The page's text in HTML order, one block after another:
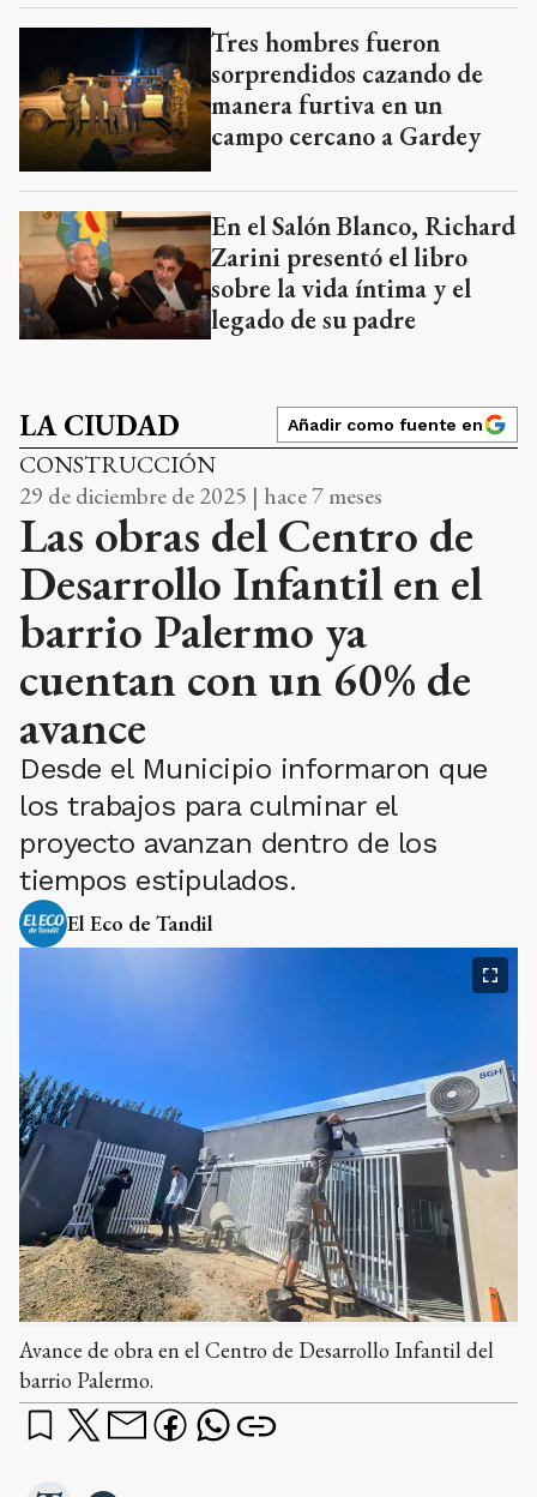
Tres hombres fueron
sorprendidos cazando de
manera furtiva en un
campo cercano a Gardey
En el Salón Blanco, Richard
Zarini presentó el libro
sobre la vida íntima y el
legado de su padre
LA CIUDAD Añadir como fuente en
CONSTRUCCIÓN
29 de diciembre de 2025 | hace 7 meses
Las obras del Centro de
Desarrollo Infantil en el
barrio Palermo ya
cuentan con un 60% de
avance
Desde el Municipio informaron que
los trabajos para culminar el
proyecto avanzan dentro de los
tiempos estipulados.
El Eco de Tandil
Avance de obra en el Centro de Desarrollo Infantil del
barrio Palermo.